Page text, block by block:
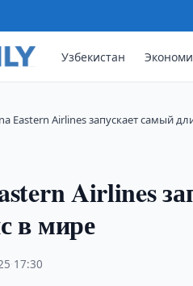
Узбекистан
Eastern Airlines запускает самый
Airlines
в мире
17:30